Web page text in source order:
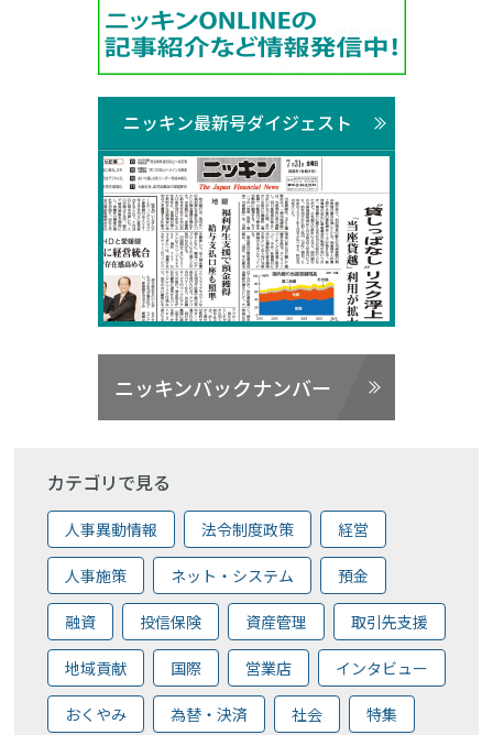
ニッキン最新号ダイジェスト
ニッキンバックナンバー
カテゴリで見る
人事異動情報 法令制度政策 経営
人事施策 ネット・システム 預金
融資 投信保険 資産管理 取引先支援
地域貢献 国際 営業店 インタビュー
おくやみ 為替・決済 社会 特集